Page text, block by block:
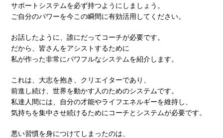
サポートシステムを必ず持つようにしましょう。
ご自分のパワーを今この瞬間に有効活用してください。
お話したように、誰にだってコーチが必要です。
だから、皆さんをアシストするために
私が作った非常にパワフルなシステムを紹介します。
これは、大志を抱き、クリエイターであり、
前進し続け、世界を動かす人のためのシステムです。
私達人間には、自分の才能やライフエネルギーを維持し、
気持ちを集中させ続けるためにコーチとシステムが必要です。
悪い習慣を身につけてしまったのは、